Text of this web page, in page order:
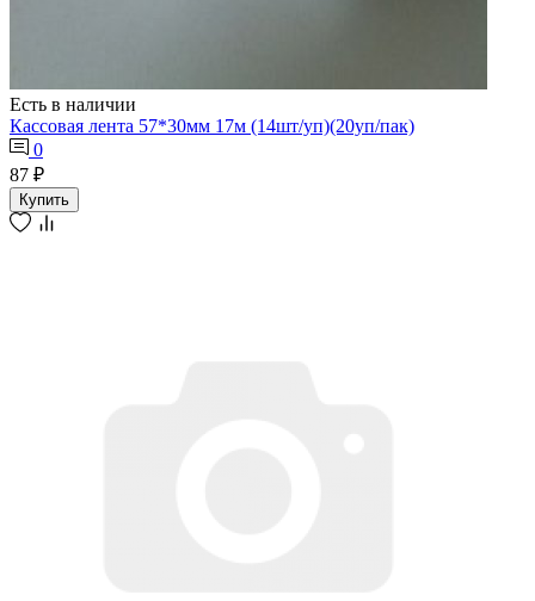
Есть в наличии
Кассовая лента 57*30мм 17м (14шт/уп)(20уп/пак)
0
87 ₽
Купить